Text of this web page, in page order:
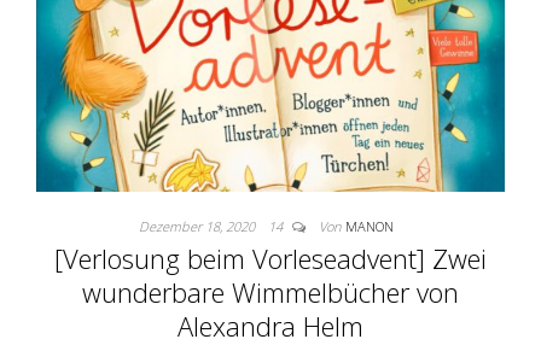
Dezember 18, 2020 14 Von MANON
[Verlosung beim Vorleseadvent] Zwei
wunderbare Wimmelbücher von
Alexandra Helm